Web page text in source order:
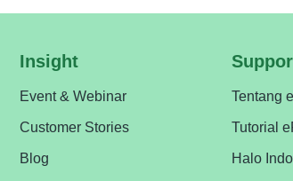
Insight
Event & Webinar
Customer Stories
Blog
Tentang
Tutorial
Halo